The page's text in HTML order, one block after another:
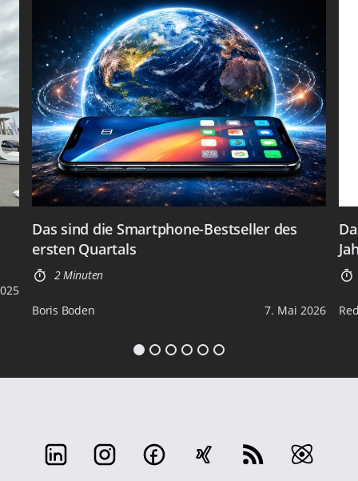
Das sind die Smartphone-Bestseller des
ersten Quartals
2 Minuten
Boris Boden 7. Mai 2026